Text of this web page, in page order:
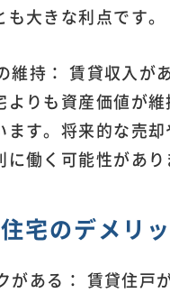
大きな利点です。
維持： 賃貸収入が
よりも資産価値が
ます。将来的な売却
働く可能性があり
宅のデメリ
がある： 賃貸住戸